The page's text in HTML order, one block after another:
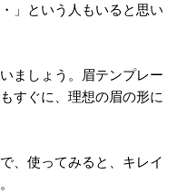
」という人もいると思い
ましょう。眉テンプレー
すぐに、理想の眉の形に
、使ってみると、キレイ